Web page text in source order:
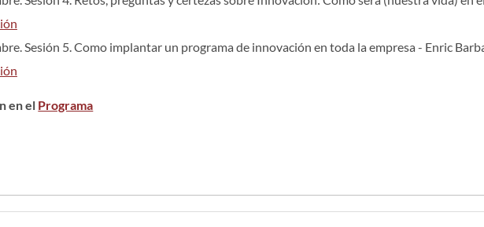
Sesión 5. Como implantar un programa de innovación en toda la empresa - Enric
en el Programa